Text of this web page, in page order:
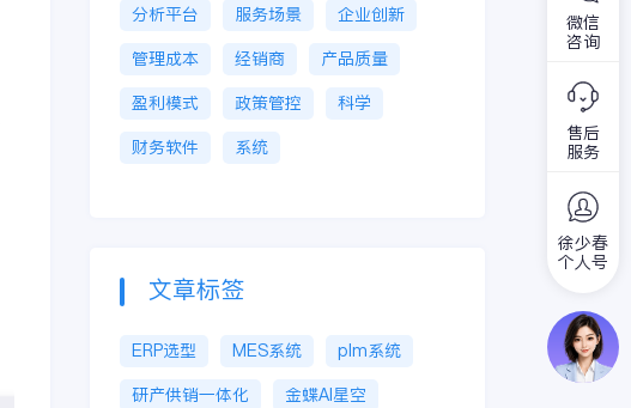
分析平台
服务场景
企业创新
管理成本
经销商
产品质量
盈利模式
政策管控
科学
财务软件
系统
文章标签
ERP选型 MES系统
plm系统
研产供销一体化
金蝶AI星空
微信
咨询
售后
服务
徐少春
个人号